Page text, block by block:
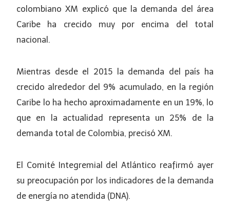
colombiano XM explicó que la demanda del área
Caribe ha crecido muy por encima del total
nacional.
Mientras desde el 2015 la demanda del país ha
crecido alrededor del 9% acumulado, en la región
Caribe lo ha hecho aproximadamente en un 19%, lo
que en la actualidad representa un 25% de la
demanda total de Colombia, precisó XM.
El Comité Integremial del Atlántico reafirmó ayer
su preocupación por los indicadores de la demanda
de energía no atendida (DNA).